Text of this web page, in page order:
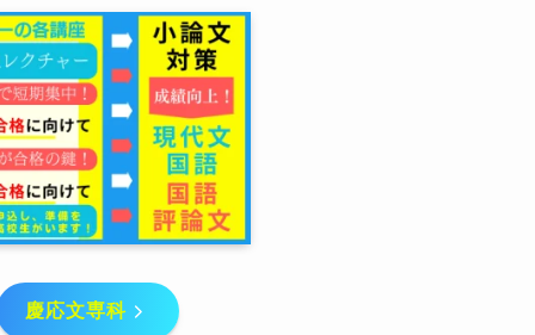
慶応文専科